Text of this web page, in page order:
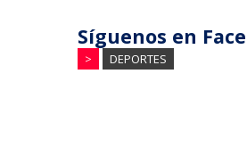
Síguenos en
> DEPORTES